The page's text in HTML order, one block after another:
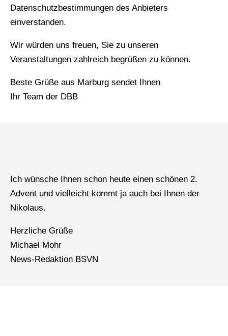
Datenschutzbestimmungen des Anbieters
einverstanden.
Wir würden uns freuen, Sie zu unseren
Veranstaltungen zahlreich begrüßen zu können.
Beste Grüße aus Marburg sendet Ihnen
Ihr Team der DBB
Ich wünsche Ihnen schon heute einen schönen 2.
Advent und vielleicht kommt ja auch bei Ihnen der
Nikolaus.
Herzliche Grüße
Michael Mohr
News-Redaktion BSVN